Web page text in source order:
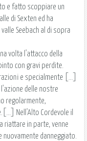
e fatto scoppiare un
di Sexten ed ha
Seebach al di sopra
volta l'attacco della
con gravi perdite.
e specialmente [...]
l'azione delle nostre
regolarmente,
Nell'Alto Cordevole il
riattare in parte, venne
danneggiato.